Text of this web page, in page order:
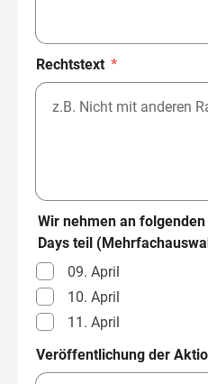
Rechtstext *
Wir nehmen an
Days teil
09. April
10. April
11. April
Veröffentlichung der